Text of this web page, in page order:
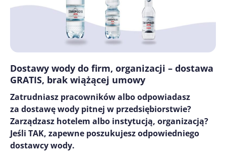
Dostawy wody do firm, organizacji – dostawa
GRATIS, brak wiążącej umowy
Zatrudniasz pracowników albo odpowiadasz
za dostawę wody pitnej w przedsiębiorstwie?
Zarządzasz hotelem albo instytucją, organizacją?
Jeśli TAK, zapewne poszukujesz odpowiedniego
dostawcy wody.